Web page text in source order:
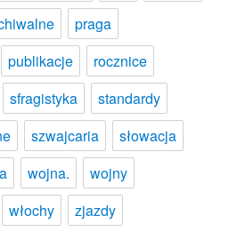
praga
publikacje
rocznice
sfragistyka
standardy
szwajcaria
słowacja
wojna.
wojny
włochy zjazdy